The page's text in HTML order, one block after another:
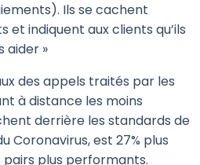
Ils se cachent
indiquent aux clients qu’ils
aider »
des appels traités par les
à distance les moins
derrière les standards de
Coronavirus, est 27% plus
pairs plus performants.